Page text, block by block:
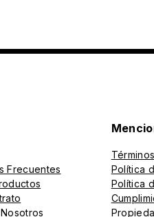
Frecuentes
Política
Política